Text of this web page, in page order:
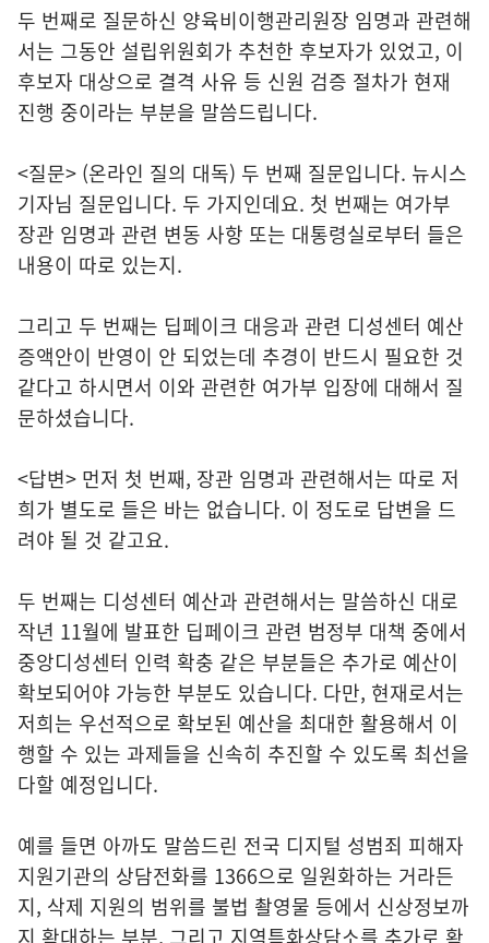
두 번째로 질문하신 양육비이행관리원장 임명과 관련해
서는 그동안 설립위원회가 추천한 후보자가 있었고, 이
후보자 대상으로 결격 사유 등 신원 검증 절차가 현재
진행 중이라는 부분을 말씀드립니다.
<질문> (온라인 질의 대독) 두 번째 질문입니다. 뉴시스
기자님 질문입니다. 두 가지인데요. 첫 번째는 여가부
장관 임명과 관련 변동 사항 또는 대통령실로부터 들은
내용이 따로 있는지.
그리고 두 번째는 딥페이크 대응과 관련 디성센터 예산
증액안이 반영이 안 되었는데 추경이 반드시 필요한 것
같다고 하시면서 이와 관련한 여가부 입장에 대해서 질
문하셨습니다.
<답변> 먼저 첫 번째, 장관 임명과 관련해서는 따로 저
희가 별도로 들은 바는 없습니다. 이 정도로 답변을 드
려야 될 것 같고요.
두 번째는 디성센터 예산과 관련해서는 말씀하신 대로
작년 11월에 발표한 딥페이크 관련 범정부 대책 중에서
중앙디성센터 인력 확충 같은 부분들은 추가로 예산이
확보되어야 가능한 부분도 있습니다. 다만, 현재로서는
저희는 우선적으로 확보된 예산을 최대한 활용해서 이
행할 수 있는 과제들을 신속히 추진할 수 있도록 최선을
다할 예정입니다.
예를 들면 아까도 말씀드린 전국 디지털 성범죄 피해자
지원기관의 상담전화를 1366으로 일원화하는 거라든
지, 삭제 지원의 범위를 불법 촬영물 등에서 신상정보까
지 확대하는 부분, 그리고 지역특화상담소를 추가로 확